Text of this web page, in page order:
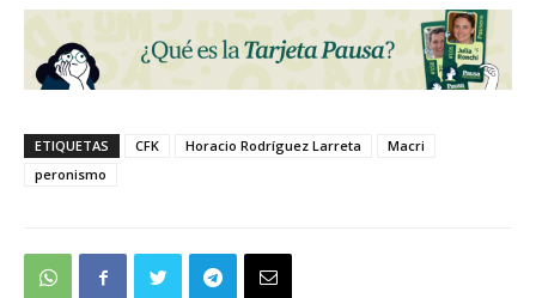
ETIQUETAS CFK Horacio Rodríguez Larreta
Macri
peronismo